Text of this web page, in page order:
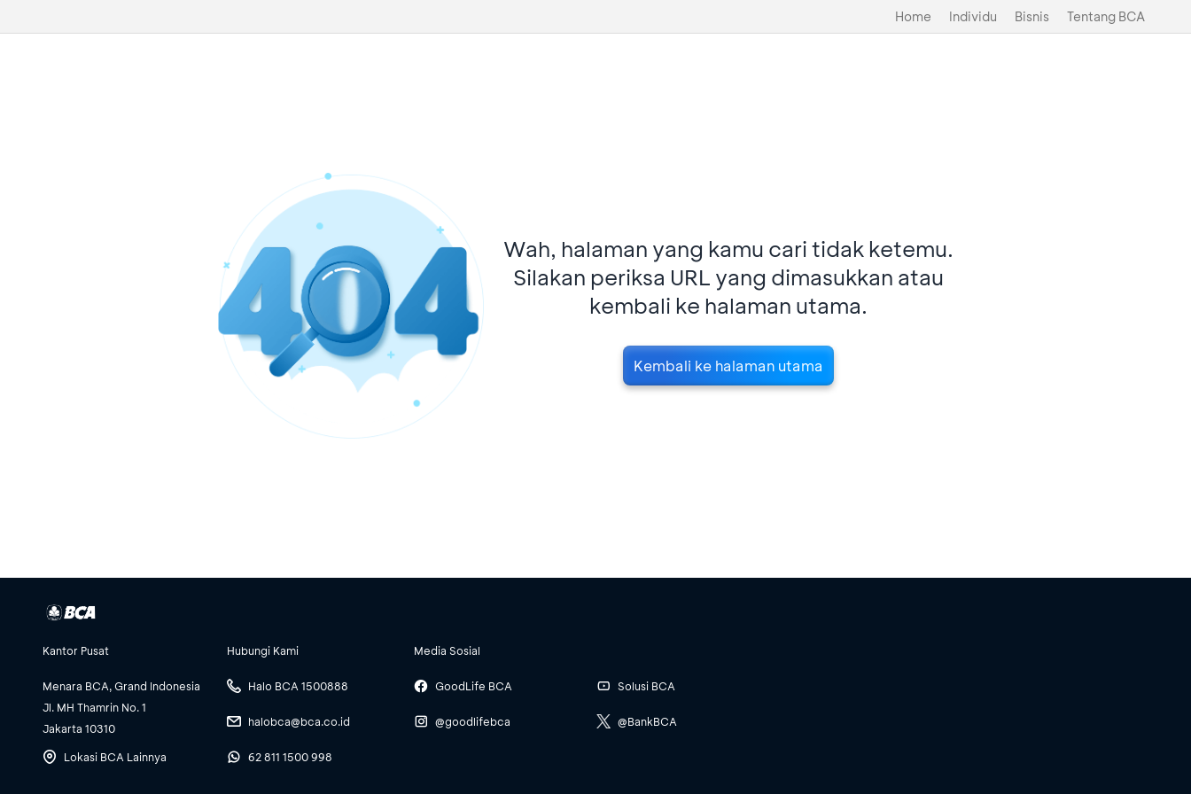
Home Individu Bisnis Tentang BCA
Wah, halaman yang kamu cari tidak ketemu.
Silakan periksa URL yang dimasukkan atau
kembali ke halaman utama.
Kembali ke halaman utama
Kantor Pusat
Menara BCA, Grand Indonesia
Jl. MH Thamrin No. 1
Jakarta 10310
Lokasi BCA Lainnya
Hubungi Kami
Halo BCA 1500888
halobca@bca.co.id
62 811 1500 998
Media Sosial
GoodLife BCA
@goodlifebca
Solusi BCA
@BankBCA